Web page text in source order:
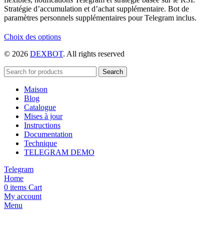
Stratégie d’accumulation et d’achat supplémentaire. Bot de
paramètres personnels supplémentaires pour Telegram inclus.
Choix des optionsCe
a
variations.
choisies
la
du
© 2026 DEXBOT. All rights reserved
Search
Maison
Blog
Catalogue
Mises à jour
Instructions
Documentation
Technique
TELEGRAM DEMO
Telegram
Home
0 items Cart
My account
Menu